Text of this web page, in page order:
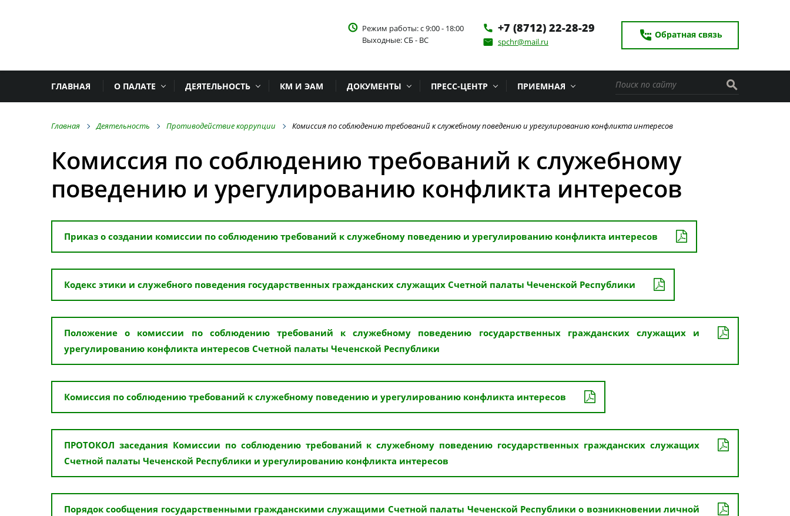
settings_phone Обратная связь
access_time Режим работы: с 9:00 - 18:00
Выходные: СБ - ВС
phone +7 (8712) 22-28-29
email spchr@mail.ru
ГЛАВНАЯ О ПАЛАТЕ ДЕЯТЕЛЬНОСТЬ КМ И ЭАМ ДОКУМЕНТЫ ПРЕСС-ЦЕНТР ПРИЕМНАЯ search
Главная Деятельность Противодействие коррупции Комиссия по соблюдению требований к служебному поведению и урегулированию конфликта интересов
Комиссия по соблюдению требований к служебному
поведению и урегулированию конфликта интересов
Приказ о создании комиссии по соблюдению требований к служебному поведению и урегулированию конфликта интересов
Кодекс этики и служебного поведения государственных гражданских служащих Счетной палаты Чеченской Республики
Положение о комиссии по соблюдению требований к служебному поведению государственных гражданских служащих и
урегулированию конфликта интересов Счетной палаты Чеченской Республики
Комиссия по соблюдению требований к служебному поведению и урегулированию конфликта интересов
ПРОТОКОЛ заседания Комиссии по соблюдению требований к служебному поведению государственных гражданских служащих
Счетной палаты Чеченской Республики и урегулированию конфликта интересов
Порядок сообщения государственными гражданскими служащими Счетной палаты Чеченской Республики о возникновении личной